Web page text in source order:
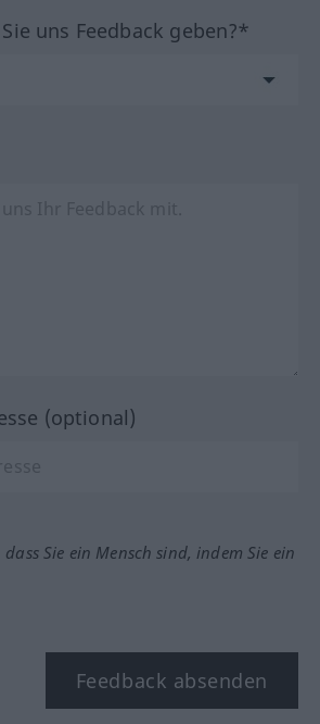
uns Feedback geben?*
(optional)
Sie ein Mensch sind, indem Sie ein
Feedback absenden